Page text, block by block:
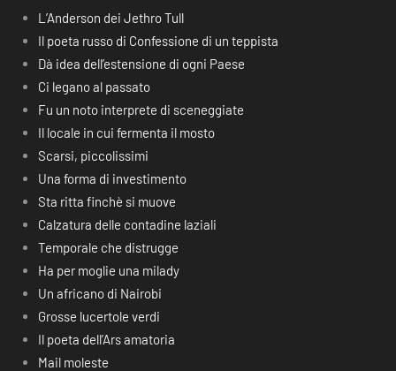
L’Anderson dei Jethro Tull
Il poeta russo di Confessione di un teppista
Dà idea dell’estensione di ogni Paese
Ci legano al passato
Fu un noto interprete di sceneggiate
Il locale in cui fermenta il mosto
Scarsi, piccolissimi
Una forma di investimento
Sta ritta finchè si muove
Calzatura delle contadine laziali
Temporale che distrugge
Ha per moglie una milady
Un africano di Nairobi
Grosse lucertole verdi
Il poeta dell’Ars amatoria
Mail moleste